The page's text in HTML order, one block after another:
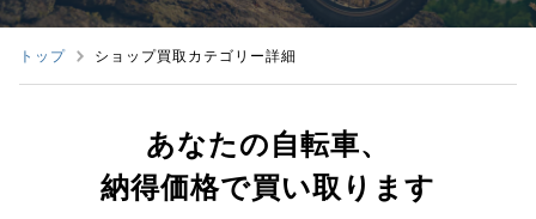
トップ ショップ買取カテゴリー詳細
あなたの自転車、
納得価格で買い取ります